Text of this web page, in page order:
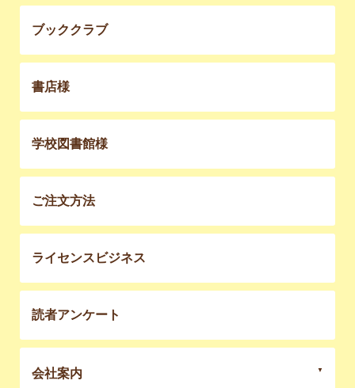
ブッククラブ
書店様
学校図書館様
ご注文方法
ライセンスビジネス
読者アンケート
会社案内